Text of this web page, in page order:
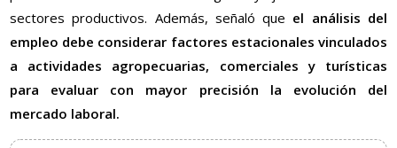
sectores productivos. Además, señaló que el análisis del
empleo debe considerar factores estacionales vinculados
a actividades agropecuarias, comerciales y turísticas
para evaluar con mayor precisión la evolución del
mercado laboral.